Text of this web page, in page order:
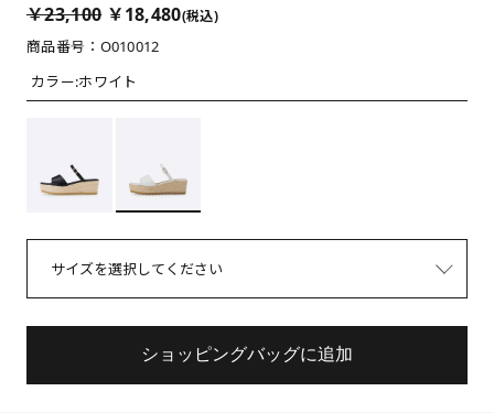
￥23,100 ￥18,480(税込)
商品番号：O010012
カラー:ホワイト
サイズを選択してください
ショッピングバッグに追加